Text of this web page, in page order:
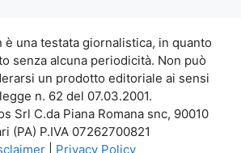
è una testata giornalistica, in quanto
senza alcuna periodicità. Non può
un prodotto editoriale ai sensi
n. 62 del 07.03.2001.
Srl C.da Piana Romana snc, 90010
(PA) P.IVA 07262700821
| Privacy Policy